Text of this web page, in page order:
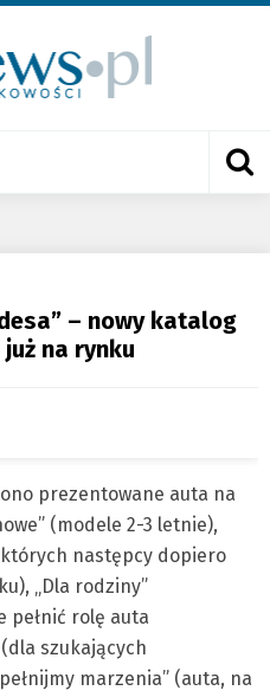
– nowy katalog
na rynku
prezentowane auta na
(modele 2-3 letnie),
których następcy dopiero
„Dla rodziny”
pełnić rolę auta
(dla szukających
marzenia” (auta, na